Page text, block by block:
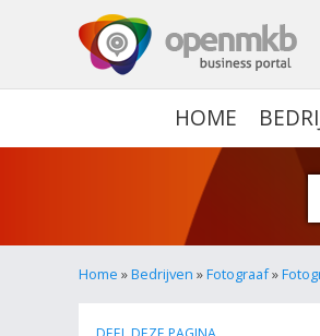
HOME
Home »Bedrijven »Fotograaf»